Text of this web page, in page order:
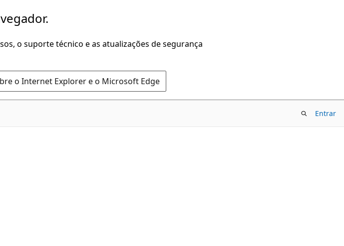
o suporte técnico e as atualizações de segurança
o Internet Explorer e o Microsoft Edge
Entrar